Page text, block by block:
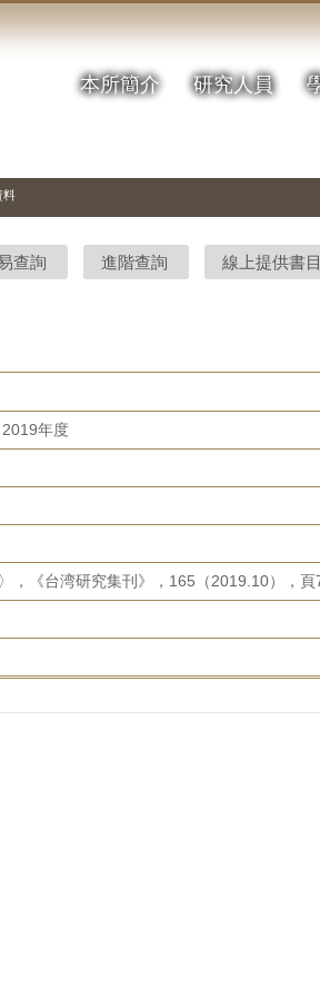
本所簡介 研究人員
料
查詢 進階查詢 線上提供書目
年度
，《台湾研究集刊》，165（2019.10），頁